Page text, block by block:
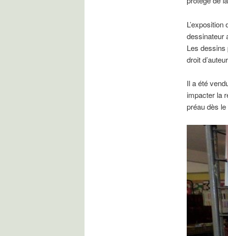
dessinateur
Les dessins
droit
Il a été
impacter la
préau dès